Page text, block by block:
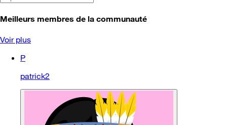
Meilleurs membres de la communauté
Voir plus
P
patrick2